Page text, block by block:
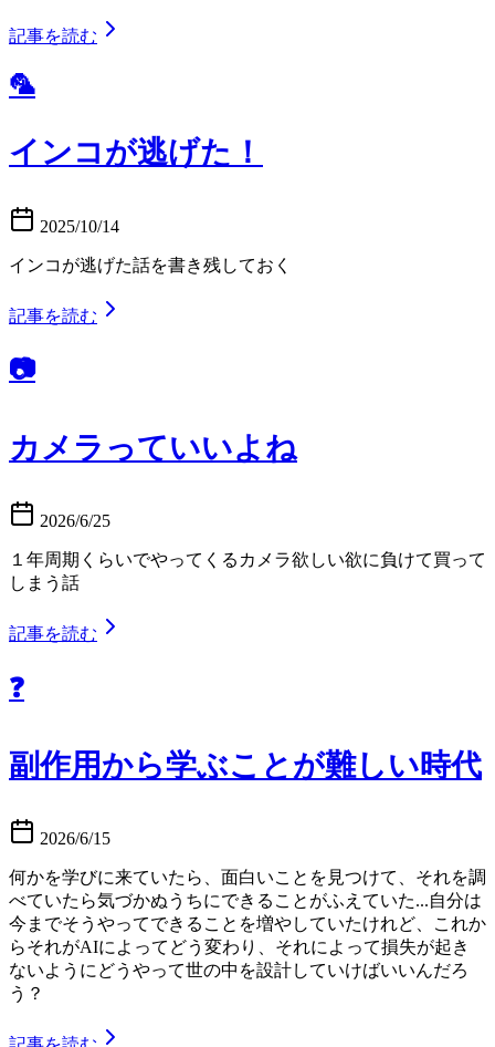
記事を読む
🦜
インコが逃げた！
2025/10/14
インコが逃げた話を書き残しておく
記事を読む
📷️
カメラっていいよね
2026/6/25
１年周期くらいでやってくるカメラ欲しい欲に負けて買って
しまう話
記事を読む
❓
副作用から学ぶことが難しい時代
2026/6/15
何かを学びに来ていたら、面白いことを見つけて、それを調
べていたら気づかぬうちにできることがふえていた...自分は
今までそうやってできることを増やしていたけれど、これか
らそれがAIによってどう変わり、それによって損失が起き
ないようにどうやって世の中を設計していけばいいんだろ
う？